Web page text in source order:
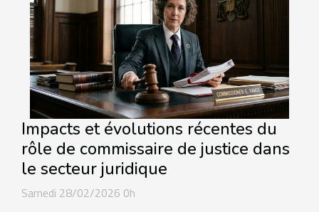
Impacts et évolutions récentes du
rôle de commissaire de justice dans
le secteur juridique
Samedi 28/02/2026 0h